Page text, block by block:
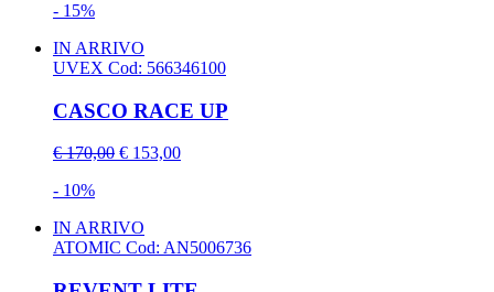
- 15%
IN ARRIVO
UVEX Cod: 566346100
CASCO RACE UP
€ 170,00 € 153,00
- 10%
IN ARRIVO
ATOMIC Cod: AN5006736